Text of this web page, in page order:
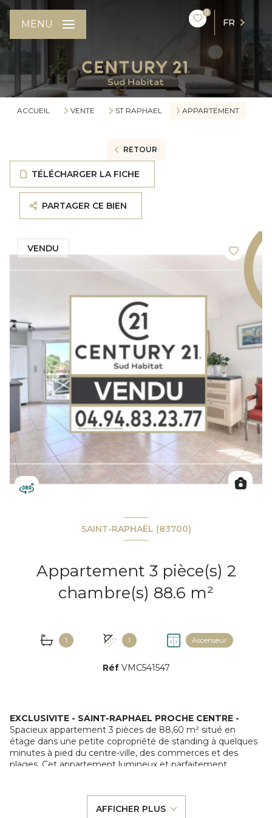
0
FR
MENU
ACCUEIL VENTE ST RAPHAEL APPARTEMENT
RETOUR
TÉLÉCHARGER LA FICHE
PARTAGER CE BIEN
VENDU
SAINT-RAPHAËL (83700)
Appartement 3 pièce(s) 2
chambre(s) 88.6 m²
1 1 Ascenseur
Réf VMC541547
EXCLUSIVITE - SAINT-RAPHAEL PROCHE CENTRE -
Spacieux appartement 3 pièces de 88,60 m² situé en
étage dans une petite copropriété de standing à quelques
minutes à pied du centre-ville, des commerces et des
plages. Cet appartement lumineux et parfaitement
entièrement équipée et placard bénéficiant d'une triple
exposition sud, est et ouest, une suite parentale de 16 m²
AFFICHER PLUS